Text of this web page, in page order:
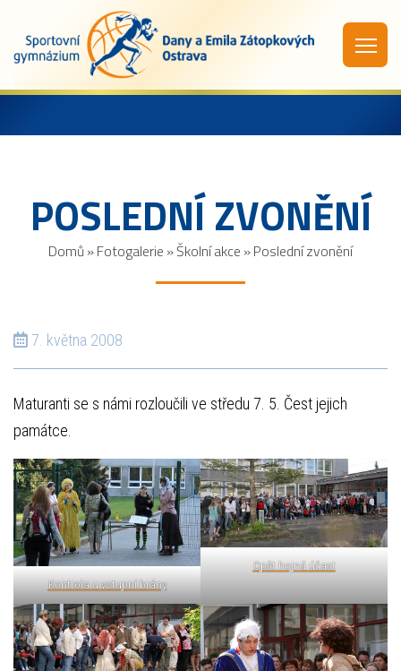
POSLEDNÍ ZVONĚNÍ
Domů »Fotogalerie »Školní akce »Poslední zvonění
7. května 2008
Maturanti se s námi rozloučili ve středu 7. 5. Čest jejich
památce.
Kontrola u vstupní brány
Opět hojná účast